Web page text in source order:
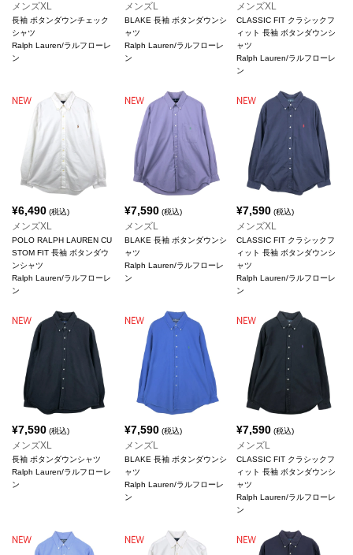
メンズXL
長袖 ボタンダウンチェック
シャツ
Ralph Lauren/ラルフローレ
ン
メンズL
BLAKE 長袖 ボタンダウンシ
ャツ
Ralph Lauren/ラルフローレ
ン
メンズXL
CLASSIC FIT クラシックフ
ィット 長袖 ボタンダウンシ
ャツ
Ralph Lauren/ラルフローレ
ン
¥6,490 (税込)
メンズXL
POLO RALPH LAUREN CU
STOM FIT 長袖 ボタンダウ
ンシャツ
Ralph Lauren/ラルフローレ
ン
¥7,590(税込)
メンズL
BLAKE 長袖 ボタンダウンシ
ャツ
Ralph Lauren/ラルフローレ
ン
¥7,590 (税込)
メンズXL
CLASSIC FIT クラシックフ
ィット 長袖 ボタンダウンシ
ャツ
Ralph Lauren/ラルフローレ
ン
¥7,590 (税込)
メンズXL
長袖 ボタンダウンシャツ
Ralph Lauren/ラルフローレ
ン
¥7,590(税込)
メンズL
BLAKE 長袖 ボタンダウンシ
ャツ
Ralph Lauren/ラルフローレ
ン
¥7,590 (税込)
メンズL
CLASSIC FIT クラシックフ
ィット 長袖 ボタンダウンシ
ャツ
Ralph Lauren/ラルフローレ
ン